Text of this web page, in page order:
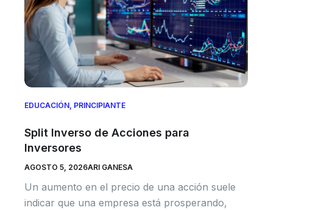
EDUCACIÓN, PRINCIPIANTE
Split Inverso de Acciones para
Inversores
AGOSTO 5, 2026ARI GANESA
Un aumento en el precio de una acción suele
indicar que una empresa está prosperando,